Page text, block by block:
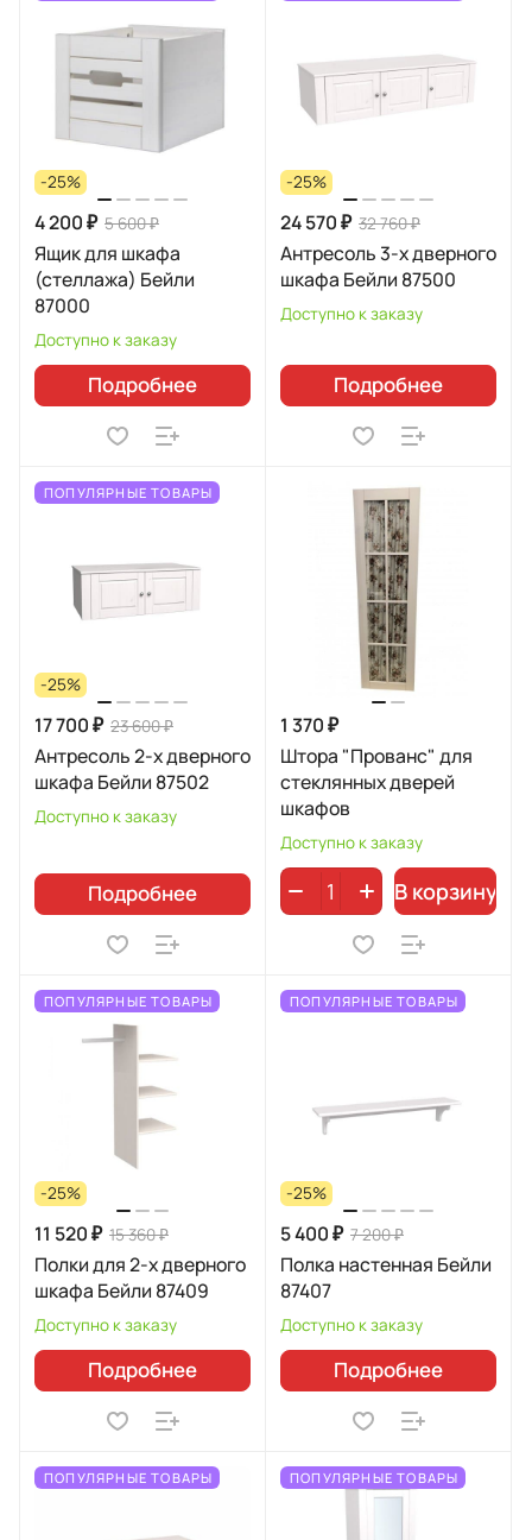
-25%
4 200 ₽ 5 600 ₽
Ящик для шкафа
(стеллажа) Бейли
87000
Доступно к заказу
Подробнее
-25%
24 570 ₽ 32 760 ₽
Антресоль 3-х дверного
шкафа Бейли 87500
Доступно к заказу
Подробнее
ПОПУЛЯРНЫЕ ТОВАРЫ
-25%
17 700 ₽ 23 600 ₽
Антресоль 2-х дверного
шкафа Бейли 87502
Доступно к заказу
Подробнее
1 370 ₽
Штора "Прованс" для
стеклянных дверей
шкафов
Доступно к заказу
В корзину
ПОПУЛЯРНЫЕ ТОВАРЫ
-25%
11 520 ₽ 15 360 ₽
Полки для 2-х дверного
шкафа Бейли 87409
Доступно к заказу
Подробнее
ПОПУЛЯРНЫЕ ТОВАРЫ
-25%
5 400 ₽ 7 200 ₽
Полка настенная Бейли
87407
Доступно к заказу
Подробнее
ПОПУЛЯРНЫЕ ТОВАРЫ ПОПУЛЯРНЫЕ ТОВАРЫ